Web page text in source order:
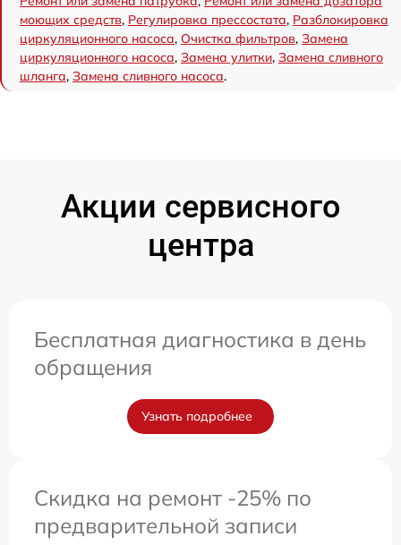
моющих средств, Регулировка прессостата, Разблокировка
циркуляционного насоса, Очистка фильтров, Замена
циркуляционного насоса, Замена улитки, Замена сливного
шланга, Замена сливного насоса.
Акции сервисного
центра
Бесплатная диагностика в день
обращения
Узнать подробнее
Скидка на ремонт -25% по
предварительной записи